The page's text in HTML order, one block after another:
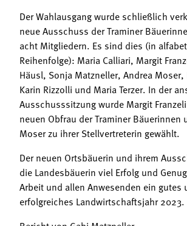
Der Wahlausgang wurde schließlich
neue Ausschuss der Traminer
acht Mitgliedern. Es sind dies (in
Reihenfolge): Maria Calliari, Margit
Häusl, Sonja Matzneller, Andrea Moser,
Karin Rizzolli und Maria Terzer. In der
Ausschusssitzung wurde Margit
neuen Obfrau der Traminer Bäuerinnen
Moser zu ihrer Stellvertreterin gewählt.
Der neuen Ortsbäuerin und ihrem
die Landesbäuerin viel Erfolg und
Arbeit und allen Anwesenden ein gutes
erfolgreiches Landwirtschaftsjahr 2023.